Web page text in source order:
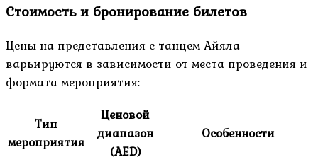
Стоимость и бронирование билетов
Цены на представления с танцем Айяла
варьируются в зависимости от места проведения и
формата мероприятия:
Тип
мероприятия
Ценовой
диапазон
(AED)
Особенности